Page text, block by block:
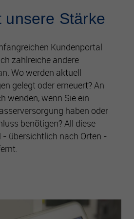
unsere Stärke
Kundenportal
zahlreiche andere
Wo werden aktuell
gelegt oder erneuert? An
wenden, wenn Sie ein
haben oder
benötigen? All diese
übersichtlich nach Orten -
Funktionen der Seite
anzeigen
wir Besuche und Traffic-
unserer Seite zu
Sie helfen uns festzustellen,
und welche am wenigsten
wie sich Besucher auf den
die diese Cookies sammeln,
anonym. Wenn Sie diese Cookies
nicht, wann Sie unsere Seite
ihre Performance nicht
Sie können von diesen Firmen
um ein Profil Ihrer Interessen